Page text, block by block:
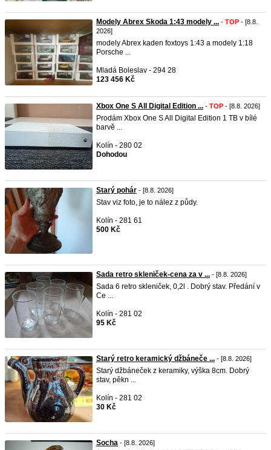
Modely Abrex Skoda 1:43 modely ... - TOP - [8.8.
2026]
modely Abrex kaden foxtoys 1:43 a modely 1:18
Porsche ...
Mladá Boleslav - 294 28
123 456 Kč
Xbox One S All Digital Edition ... - TOP - [8.8. 2026]
Prodám Xbox One S All Digital Edition 1 TB v bílé
barvě ...
Kolín - 280 02
Dohodou
Starý pohár - [8.8. 2026]
Stav viz foto, je to nález z půdy.
Kolín - 281 61
500 Kč
Sada retro skleniček-cena za v ... - [8.8. 2026]
Sada 6 retro skleniček, 0,2l . Dobrý stav. Předání v
Ce ...
Kolín - 281 02
95 Kč
Starý retro keramický džbáneče ... - [8.8. 2026]
Starý džbáneček z keramiky, výška 8cm. Dobrý
stav, pěkn ...
Kolín - 281 02
30 Kč
Socha - [8.8. 2026]